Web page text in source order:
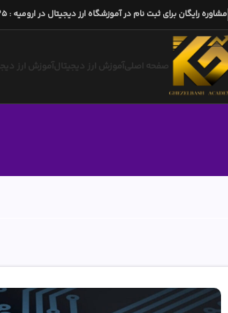
مشاوره رایگان برای ثبت نام در آموزشگاه ارز دیجیتال در ارومیه :
صفحه اصلیآموزش ارز دیجیتالآموزش ارز